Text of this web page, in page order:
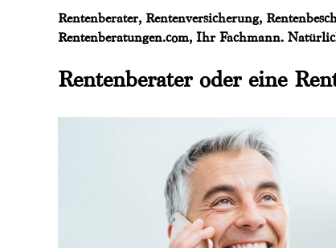
Rentenberater, Rentenversicherung,
Rentenberatungen.com, Ihr Fachmann.
Rentenberater oder eine